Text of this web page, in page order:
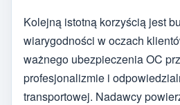
Kolejną istotną korzyścią jest
wiarygodności w oczach
ważnego ubezpieczenia OC
profesjonalizmie i
transportowej. Nadawcy